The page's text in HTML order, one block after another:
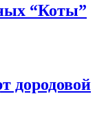
“Коты”
дородовой